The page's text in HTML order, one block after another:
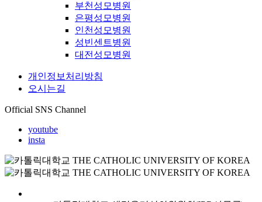
부천성모병원
은평성모병원
인천성모병원
성빈센트병원
대전성모병원
개인정보처리방침
오시는길
Official SNS Channel
youtube
insta